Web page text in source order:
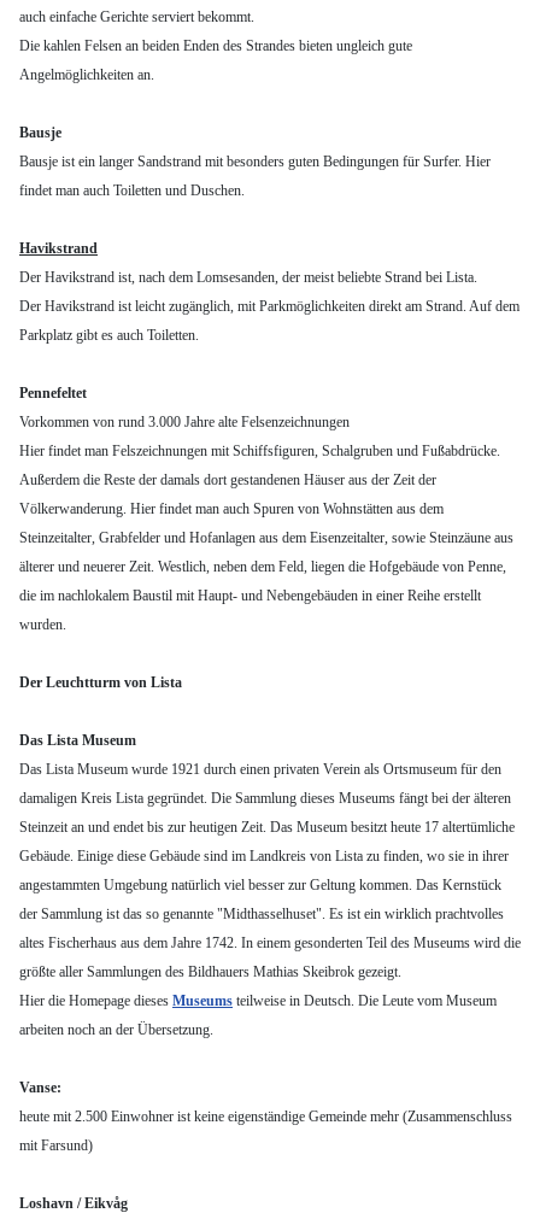
auch einfache Gerichte serviert bekommt.
Die kahlen Felsen an beiden Enden des Strandes bieten ungleich gute
Angelmöglichkeiten an.
Bausje
Bausje ist ein langer Sandstrand mit besonders guten Bedingungen für Surfer. Hier
findet man auch Toiletten und Duschen.
Havikstrand
Der Havikstrand ist, nach dem Lomsesanden, der meist beliebte Strand bei Lista.
Der Havikstrand ist leicht zugänglich, mit Parkmöglichkeiten direkt am Strand. Auf dem
Parkplatz gibt es auch Toiletten.
Pennefeltet
Vorkommen von rund 3.000 Jahre alte Felsenzeichnungen
Hier findet man Felszeichnungen mit Schiffsfiguren, Schalgruben und Fußabdrücke.
Außerdem die Reste der damals dort gestandenen Häuser aus der Zeit der
Völkerwanderung. Hier findet man auch Spuren von Wohnstätten aus dem
Steinzeitalter, Grabfelder und Hofanlagen aus dem Eisenzeitalter, sowie Steinzäune aus
älterer und neuerer Zeit. Westlich, neben dem Feld, liegen die Hofgebäude von Penne,
die im nachlokalem Baustil mit Haupt- und Nebengebäuden in einer Reihe erstellt
wurden.
Der Leuchtturm von Lista
Das Lista Museum
Das Lista Museum wurde 1921 durch einen privaten Verein als Ortsmuseum für den
damaligen Kreis Lista gegründet. Die Sammlung dieses Museums fängt bei der älteren
Steinzeit an und endet bis zur heutigen Zeit. Das Museum besitzt heute 17 altertümliche
Gebäude. Einige diese Gebäude sind im Landkreis von Lista zu finden, wo sie in ihrer
angestammten Umgebung natürlich viel besser zur Geltung kommen. Das Kernstück
der Sammlung ist das so genannte "Midthasselhuset". Es ist ein wirklich prachtvolles
altes Fischerhaus aus dem Jahre 1742. In einem gesonderten Teil des Museums wird die
größte aller Sammlungen des Bildhauers Mathias Skeibrok gezeigt.
Hier die Homepage dieses Museums teilweise in Deutsch. Die Leute vom Museum
arbeiten noch an der Übersetzung.
Vanse:
heute mit 2.500 Einwohner ist keine eigenständige Gemeinde mehr (Zusammenschluss
mit Farsund)
Loshavn / Eikvåg